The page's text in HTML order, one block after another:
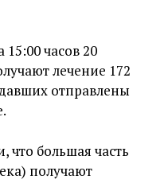
часов 20
лечение 172
отправлены
что большая часть
получают